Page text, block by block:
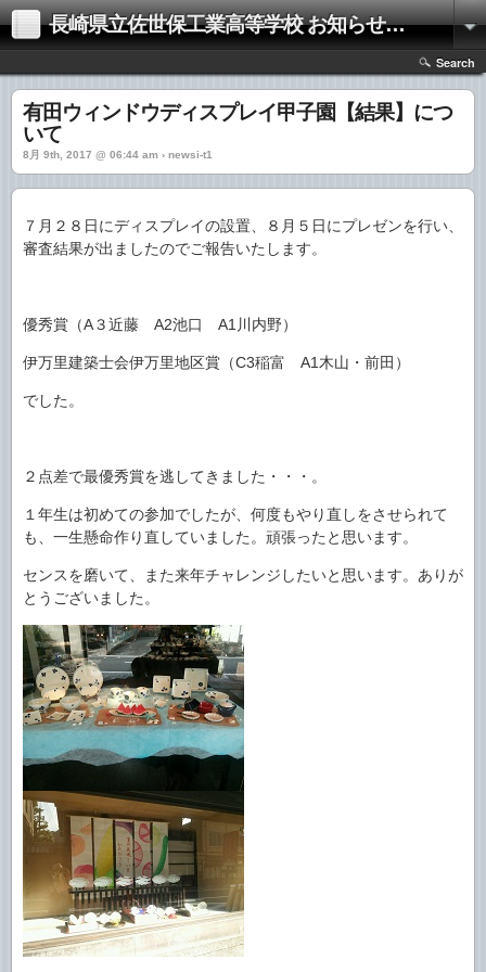
長崎県立佐世保工業高等学校 お知らせサイト
Search
有田ウィンドウディスプレイ甲子園【結果】につ
いて
8月 9th, 2017 @ 06:44 am › newsi-t1
７月２８日にディスプレイの設置、８月５日にプレゼンを行い、
審査結果が出ましたのでご報告いたします。
優秀賞（A３近藤 A2池口 A1川内野）
伊万里建築士会伊万里地区賞（C3稲富 A1木山・前田）
でした。
２点差で最優秀賞を逃してきました・・・。
１年生は初めての参加でしたが、何度もやり直しをさせられて
も、一生懸命作り直していました。頑張ったと思います。
センスを磨いて、また来年チャレンジしたいと思います。ありが
とうございました。